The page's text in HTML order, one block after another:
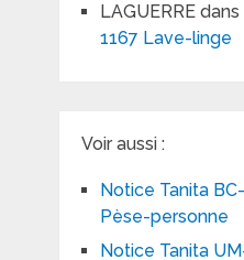
LAGUERREdans
1167 Lave-linge
Voir aussi :
Notice Tanita
Pèse-personne
Notice Tanita